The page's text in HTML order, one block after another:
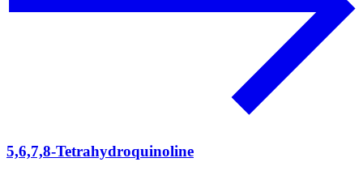
5,6,7,8-Tetrahydroquinoline